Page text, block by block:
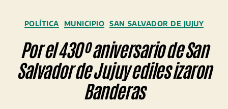
Categorías
POLÍTICA MUNICIPIO SAN SALVADOR DE JUJUY
Por el 430º aniversario de San
Salvador de Jujuy ediles izaron
Banderas